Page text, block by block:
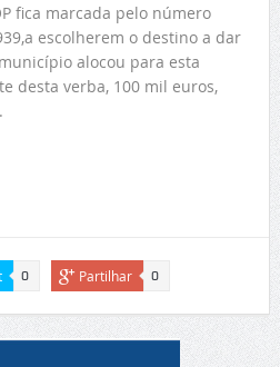
fica marcada pelo número
escolherem o destino a dar
alocou para esta
desta verba, 100 mil euros,
0 Partilhar 0